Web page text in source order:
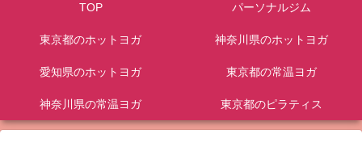
TOP パーソナルジム
東京都のホットヨガ 神奈川県のホットヨガ
愛知県のホットヨガ 東京都の常温ヨガ
神奈川県の常温ヨガ 東京都のピラティス